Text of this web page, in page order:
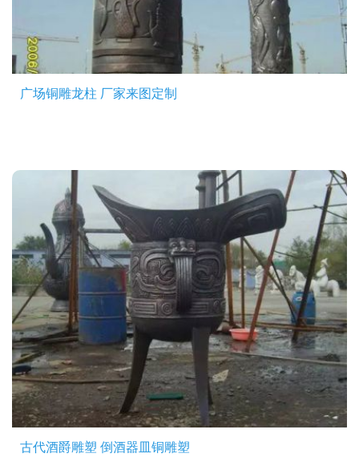
广场铜雕龙柱 厂家来图定制
古代酒爵雕塑 倒酒器皿铜雕塑